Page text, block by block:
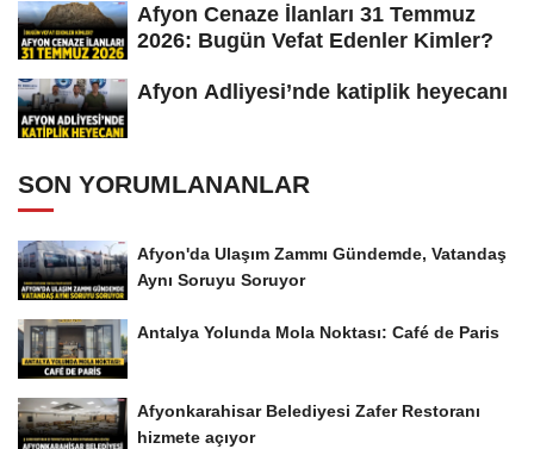
Afyon Cenaze İlanları 31 Temmuz
2026: Bugün Vefat Edenler Kimler?
Afyon Adliyesi’nde katiplik heyecanı
SON YORUMLANANLAR
Afyon'da Ulaşım Zammı Gündemde, Vatandaş
Aynı Soruyu Soruyor
Antalya Yolunda Mola Noktası: Café de Paris
Afyonkarahisar Belediyesi Zafer Restoranı
hizmete açıyor